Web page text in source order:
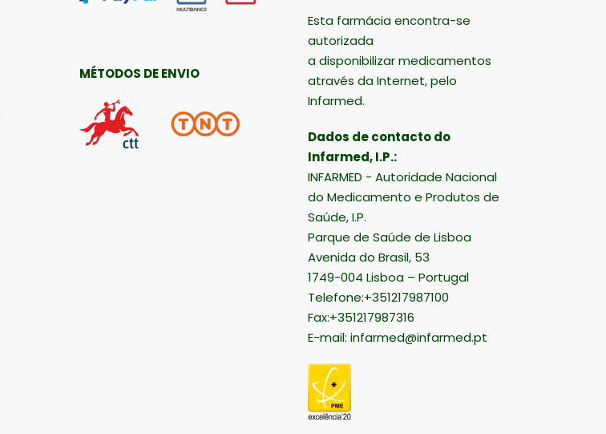
MÉTODOS DE ENVIO
Esta farmácia encontra-se
autorizada
a disponibilizar medicamentos
através da Internet, pelo
Infarmed.
Dados de contacto do
Infarmed, I.P.:
INFARMED - Autoridade Nacional
do Medicamento e Produtos de
Saúde, I.P.
Parque de Saúde de Lisboa
Avenida do Brasil, 53
1749-004 Lisboa – Portugal
Telefone:+351217987100
Fax:+351217987316
E-mail: infarmed@infarmed.pt